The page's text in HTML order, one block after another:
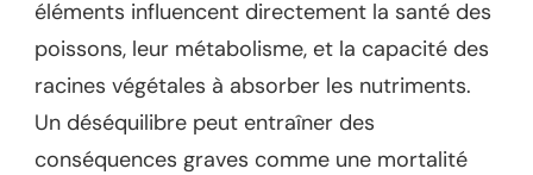
éléments influencent directement la santé des
poissons, leur métabolisme, et la capacité des
racines végétales à absorber les nutriments.
Un déséquilibre peut entraîner des
conséquences graves comme une mortalité